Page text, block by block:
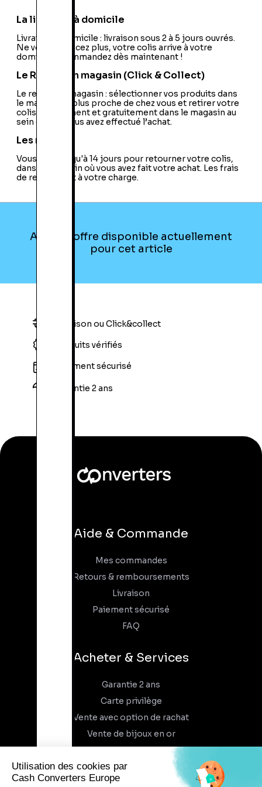
La livraison à domicile
Livraison à domicile : livraison sous 2 à 5 jours ouvrés.
Ne vous déplacez plus, votre colis arrive à votre
domicile ! Commandez dès maintenant !
Le Retrait en magasin (Click & Collect)
Le retrait en magasin : sélectionner vos produits dans
le magasin le plus proche de chez vous et retirer votre
colis directement et gratuitement dans le magasin au
sein duquel vous avez effectué l’achat.
Les retours
Vous avez jusqu'à 14 jours pour retourner votre colis,
dans le magasin où vous avez fait votre achat. Les frais
de retour sont à votre charge.
Aucune offre disponible actuellement
pour cet article
Livraison ou Click&collect
Produits vérifiés
Paiement sécurisé
Garantie 2 ans
Aide & Commande
Mes commandes
Retours & remboursements
Livraison
Paiement sécurisé
FAQ
Acheter & Services
Garantie 2 ans
Carte privilège
Vente avec option de rachat
Vente de bijoux en or
À propos